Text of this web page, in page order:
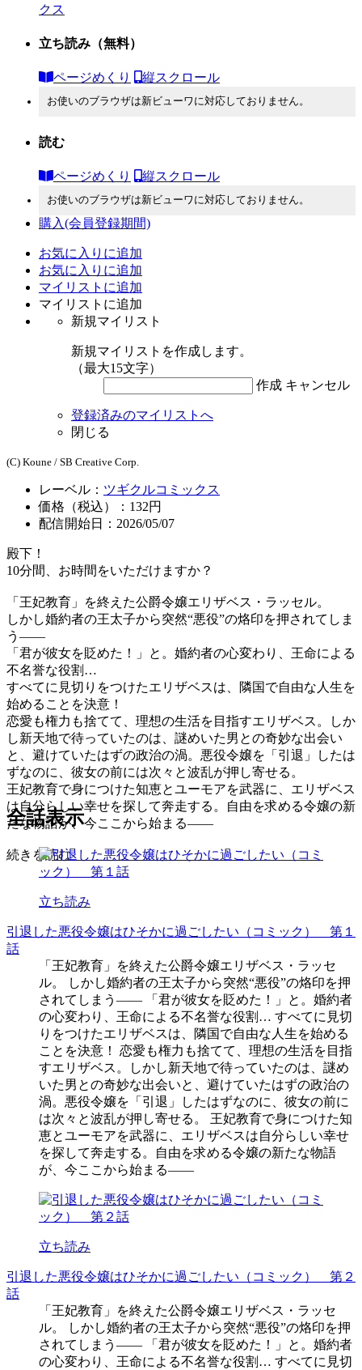
クス
立ち読み （無料）
ページめくり 縦スクロール
お使いのブラウザは新ビューワに対応しておりません。
読む
ページめくり 縦スクロール
お使いのブラウザは新ビューワに対応しておりません。
購入(会員登録期間)
お気に入りに追加
お気に入りに追加
マイリストに追加
マイリストに追加
新規マイリスト
新規マイリストを作成します。
（最大15文字）
作成 キャンセル
登録済みのマイリストへ
閉じる
(C) Koune / SB Creative Corp.
レーベル： ツギクルコミックス
価格（税込）：132円
配信開始日：2026/05/07
殿下！
10分間、お時間をいただけますか？
「王妃教育」を終えた公爵令嬢エリザベス・ラッセル。
しかし婚約者の王太子から突然“悪役”の烙印を押されてしま
う――
「君が彼女を貶めた！」と。婚約者の心変わり、王命による
不名誉な役割…
すべてに見切りをつけたエリザベスは、隣国で自由な人生を
始めることを決意！
恋愛も権力も捨てて、理想の生活を目指すエリザベス。しか
し新天地で待っていたのは、謎めいた男との奇妙な出会い
と、避けていたはずの政治の渦。悪役令嬢を「引退」したは
ずなのに、彼女の前には次々と波乱が押し寄せる。
王妃教育で身につけた知恵とユーモアを武器に、エリザベス
は自分らしい幸せを探して奔走する。自由を求める令嬢の新
たな物語が、今ここから始まる――
続きを読む
全話表示
立ち読み
引退した悪役令嬢はひそかに過ごしたい（コミック） 第１
話
「王妃教育」を終えた公爵令嬢エリザベス・ラッセ
ル。 しかし婚約者の王太子から突然“悪役”の烙印を押
されてしまう―― 「君が彼女を貶めた！」と。婚約者
の心変わり、王命による不名誉な役割… すべてに見切
りをつけたエリザベスは、隣国で自由な人生を始める
ことを決意！ 恋愛も権力も捨てて、理想の生活を目指
すエリザベス。しかし新天地で待っていたのは、謎め
いた男との奇妙な出会いと、避けていたはずの政治の
渦。悪役令嬢を「引退」したはずなのに、彼女の前に
は次々と波乱が押し寄せる。 王妃教育で身につけた知
恵とユーモアを武器に、エリザベスは自分らしい幸せ
を探して奔走する。自由を求める令嬢の新たな物語
が、今ここから始まる――
立ち読み
引退した悪役令嬢はひそかに過ごしたい（コミック） 第２
話
「王妃教育」を終えた公爵令嬢エリザベス・ラッセ
ル。 しかし婚約者の王太子から突然“悪役”の烙印を押
されてしまう―― 「君が彼女を貶めた！」と。婚約者
の心変わり、王命による不名誉な役割… すべてに見切